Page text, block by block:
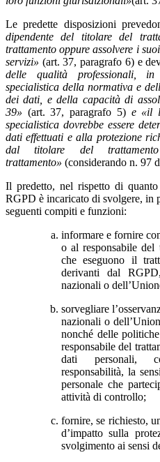
Le predette disposizioni
dipendente del titolare del
trattamento oppure assolvere i
servizi» (art. 37, paragrafo 6) e
delle qualità professionali, in
specialistica della normativa e
dei dati, e della capacità di
39» (art. 37, paragrafo 5) e «il
specialistica dovrebbe essere
dati effettuati e alla protezione
dal titolare del
trattamento» (considerando n. 97
Il predetto, nel rispetto di
RGPD è incaricato di svolgere, in
seguenti compiti e funzioni:
informare e fornire
o al responsabile del
che eseguono il
derivanti dal
nazionali o
sorvegliare
nazionali o
nonché delle
responsabile del
dati personali,
responsabilità, la
personale che
attività di controllo;
fornire, se richiesto,
d’impatto sulla
svolgimento ai sensi